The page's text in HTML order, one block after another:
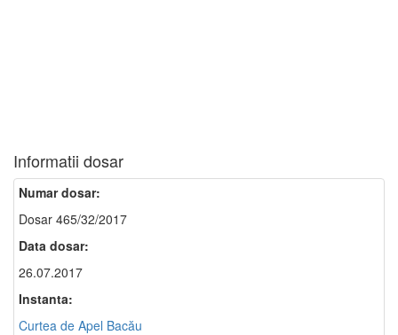
Informatii dosar
Numar dosar:
Dosar 465/32/2017
Data dosar:
26.07.2017
Instanta:
Curtea de Apel Bacău